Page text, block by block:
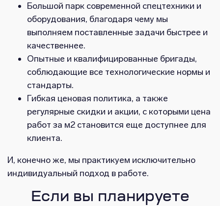
Большой парк современной спецтехники и
оборудования, благодаря чему мы
выполняем поставленные задачи быстрее и
качественнее.
Опытные и квалифицированные бригады,
соблюдающие все технологические нормы и
стандарты.
Гибкая ценовая политика, а также
регулярные скидки и акции, с которыми цена
работ за м2 становится еще доступнее для
клиента.
И, конечно же, мы практикуем исключительно
индивидуальный подход в работе.
Если вы планируете